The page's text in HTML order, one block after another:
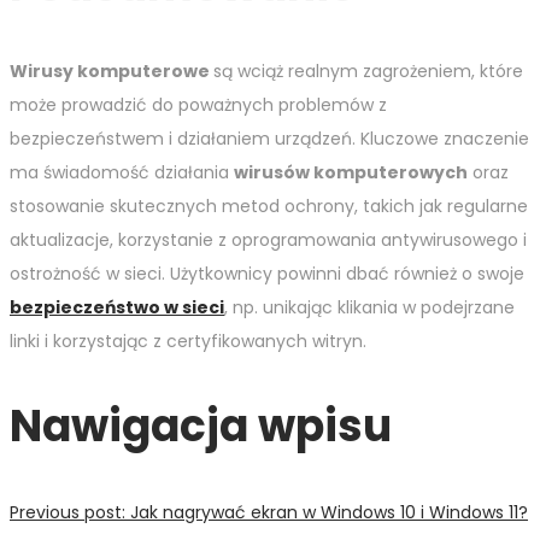
Wirusy komputerowe są wciąż realnym zagrożeniem, które
może prowadzić do poważnych problemów z
bezpieczeństwem i działaniem urządzeń. Kluczowe znaczenie
ma świadomość działania wirusów komputerowych oraz
stosowanie skutecznych metod ochrony, takich jak regularne
aktualizacje, korzystanie z oprogramowania antywirusowego i
ostrożność w sieci. Użytkownicy powinni dbać również o swoje
bezpieczeństwo w sieci, np. unikając klikania w podejrzane
linki i korzystając z certyfikowanych witryn.
Nawigacja wpisu
Previous post: Jak nagrywać ekran w Windows 10 i Windows 11?